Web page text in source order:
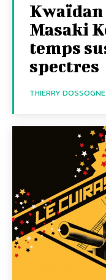
Kwaïdan
Masaki
temps
spectres
THIERRY DOSSOGNE